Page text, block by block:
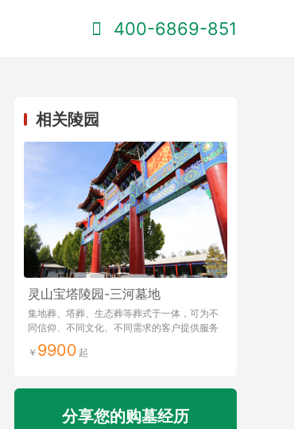
400-6869-851
相关陵园
灵山宝塔陵园-三河墓地
集地葬、塔葬、生态葬等葬式于一体，可为不
同信仰、不同文化、不同需求的客户提供服务
9900
分享您的购墓经历